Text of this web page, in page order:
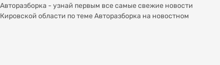
Авторазборка - узнай первым все самые свежие новости
Кировской области по теме Авторазборка на новостном